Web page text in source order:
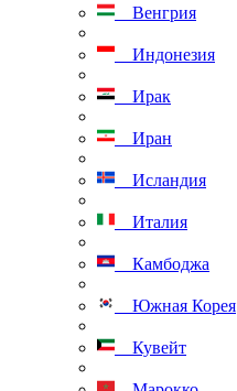
Венгрия
Индонезия
Ирак
Иран
Исландия
Италия
Камбоджа
Южная Корея
Кувейт